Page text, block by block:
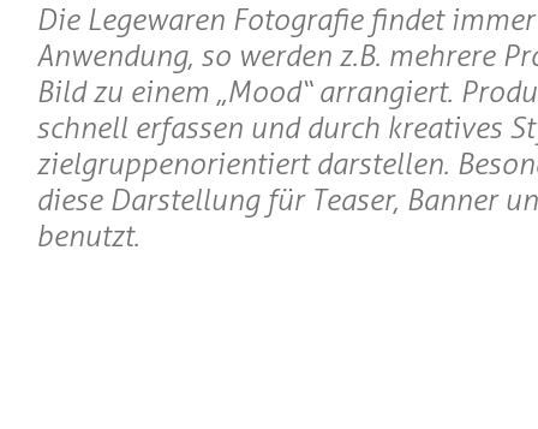
Die Legewaren Fotografie findet
Anwendung, so werden z.B. mehrere
Bild zu einem „Mood“ arrangiert.
schnell erfassen und durch kreatives
zielgruppenorientiert darstellen.
diese Darstellung für Teaser, Banner
benutzt.